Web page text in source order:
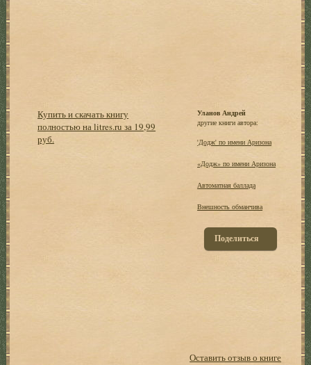
Купить и скачать книгу
полностью на litres.ru за 19,99
руб.
Уланов Андрей
другие книги автора:
'Додж' по имени Аризона
«Додж» по имени Аризона
Автоматная баллада
Внешность обманчива
Поделиться
Оставить отзыв о книге